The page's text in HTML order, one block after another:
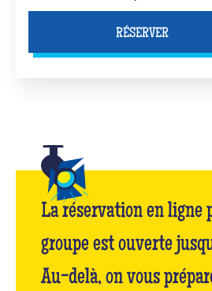
RÉSERVER
La réservation en ligne
groupe est ouverte
Au-delà, on vous